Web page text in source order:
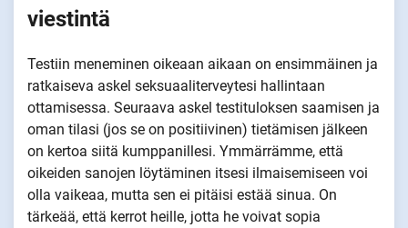
viestintä
Testiin meneminen oikeaan aikaan on ensimmäinen ja
ratkaiseva askel seksuaaliterveytesi hallintaan
ottamisessa. Seuraava askel testituloksen saamisen ja
oman tilasi (jos se on positiivinen) tietämisen jälkeen
on kertoa siitä kumppanillesi. Ymmärrämme, että
oikeiden sanojen löytäminen itsesi ilmaisemiseen voi
olla vaikeaa, mutta sen ei pitäisi estää sinua. On
tärkeää, että kerrot heille, jotta he voivat sopia